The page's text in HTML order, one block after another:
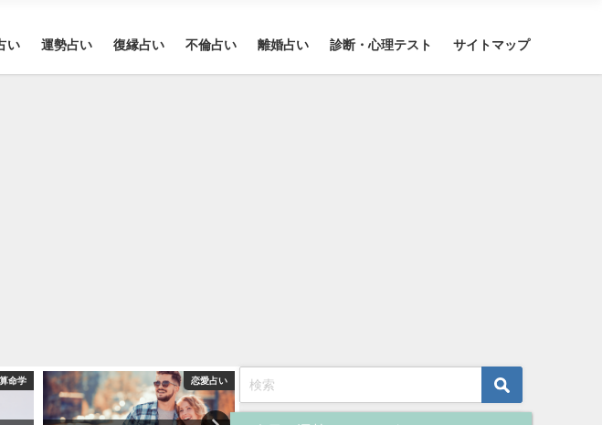
い 運勢占い 復縁占い 不倫占い 離婚占い 診断・心理テスト サイトマップ
算命学 恋愛占い